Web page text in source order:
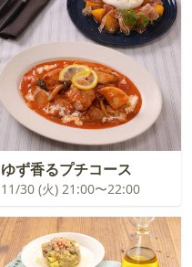
ゆず香るプチコース
11/30 (火) 21:00〜22:00